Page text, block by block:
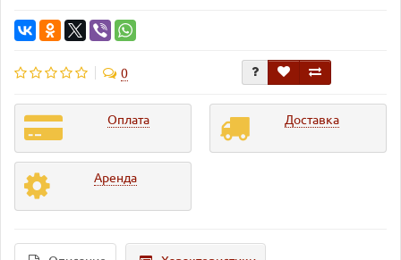
0
Оплата Доставка
Аренда